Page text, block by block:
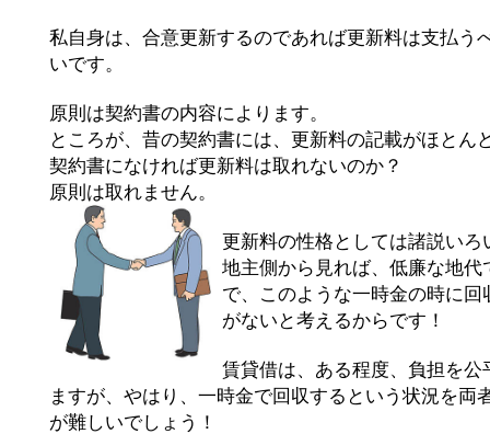
私自身は、合意更新するのであれば更新料は支払う
いです。
原則は契約書の内容によります。
ところが、昔の契約書には、更新料の記載がほとん
契約書になければ更新料は取れないのか？
原則は取れません。
更新料の性格としては諸説い
地主側から見れば、低廉な地
で、このような一時金の時に
がないと考えるからです！
賃貸借は、ある程度、負担を
ますが、やはり、一時金で回収するという状況を両
が難しいでしょう！